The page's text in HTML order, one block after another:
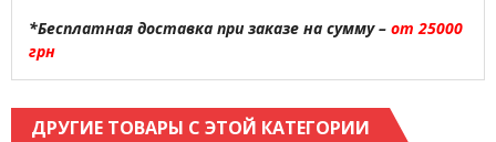
*Бесплатная доставка при заказе на сумму – от 25000
грн
ДРУГИЕ ТОВАРЫ С ЭТОЙ КАТЕГОРИИ